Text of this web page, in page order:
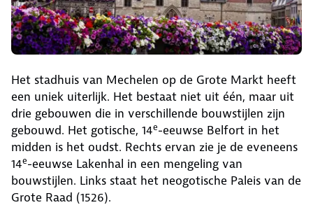
Het stadhuis van Mechelen op de Grote Markt heeft
een uniek uiterlijk. Het bestaat niet uit één, maar uit
drie gebouwen die in verschillende bouwstijlen zijn
gebouwd. Het gotische, 14e-eeuwse Belfort in het
midden is het oudst. Rechts ervan zie je de eveneens
14e-eeuwse Lakenhal in een mengeling van
bouwstijlen. Links staat het neogotische Paleis van de
Grote Raad (1526).